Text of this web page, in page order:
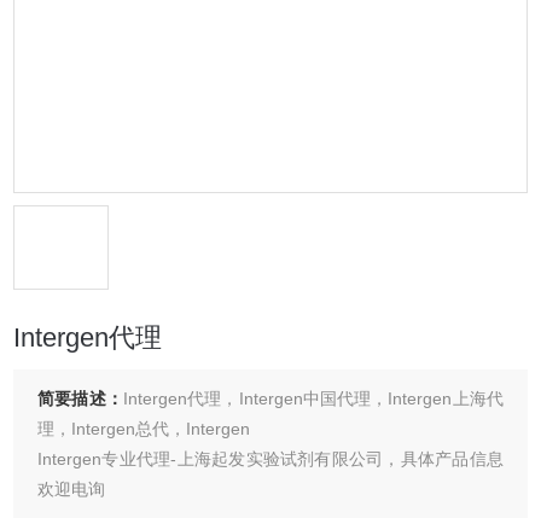
Intergen代理
简要描述： Intergen代理，Intergen中国代理，Intergen上海代
理，Intergen总代，Intergen
Intergen专业代理-上海起发实验试剂有限公司，具体产品信息
欢迎电询